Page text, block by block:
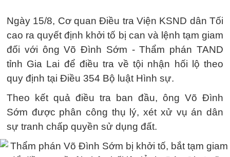
Ngày 15/8, Cơ quan Điều tra Viện KSND dân Tối
cao ra quyết định khởi tố bị can và lệnh tạm giam
đối với ông Võ Đình Sớm - Thẩm phán TAND
tỉnh Gia Lai để điều tra về tội nhận hối lộ theo
quy định tại Điều 354 Bộ luật Hình sự.
Theo kết quả điều tra ban đầu, ông Võ Đình
Sớm được phân công thụ lý, xét xử vụ án dân
sự tranh chấp quyền sử dụng đất.